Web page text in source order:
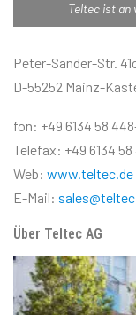
Teltec ist an
Peter-Sander-Str.
D-55252 Mainz-
fon: +49 6134 58
Telefax: +49 6134
Web: www.teltec.de
E-Mail:
Über Teltec AG